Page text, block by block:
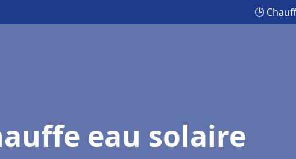
🕒
eau solaire